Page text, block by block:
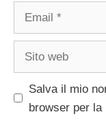
Salva il mio
browser per